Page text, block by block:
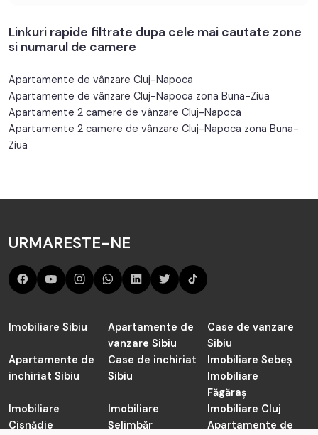
Linkuri rapide filtrate dupa cele mai cautate zone
si numarul de camere
Apartamente de vânzare Cluj-Napoca
Apartamente de vânzare Cluj-Napoca zona Buna-Ziua
Apartamente 2 camere de vânzare Cluj-Napoca
Apartamente 2 camere de vânzare Cluj-Napoca zona Buna-
Ziua
URMARESTE-NE
Imobiliare Sibiu
Apartamente de
vanzare Sibiu
Case de vanzare
Sibiu
Apartamente de
inchiriat Sibiu
Case de inchiriat
Sibiu
Imobiliare Sebeș
Imobiliare
Făgăraș
Imobiliare
Cisnădie
Imobiliare
Șelimbăr
Imobiliare Cluj
Apartamente de